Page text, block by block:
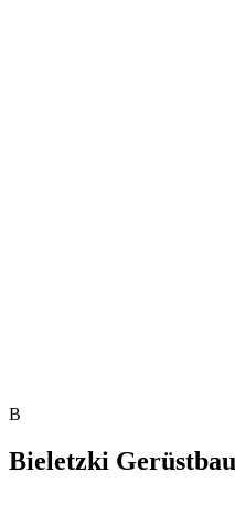
B
Bieletzki